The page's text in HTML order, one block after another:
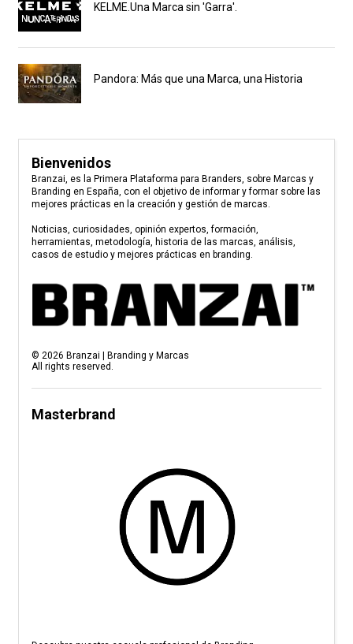
KELME.Una Marca sin 'Garra'.
Pandora: Más que una Marca, una Historia
Bienvenidos
Branzai, es la Primera Plataforma para Branders, sobre Marcas y
Branding en España, con el objetivo de informar y formar sobre las
mejores prácticas en la creación y gestión de marcas.
Noticias, curiosidades, opinión expertos, formación,
herramientas, metodología, historia de las marcas, análisis,
casos de estudio y mejores prácticas en branding.
© 2026 Branzai | Branding y Marcas
All rights reserved.
Masterbrand